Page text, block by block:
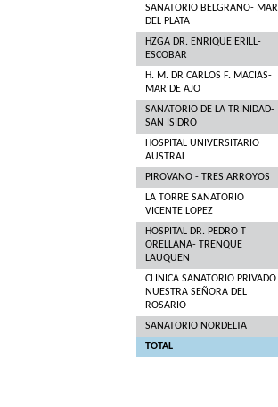
SANATORIO BELGRANO- MAR
DEL PLATA
HZGA DR. ENRIQUE ERILL-
ESCOBAR
H. M. DR CARLOS F. MACIAS-
MAR DE AJO
SANATORIO DE LA TRINIDAD-
SAN ISIDRO
HOSPITAL UNIVERSITARIO
AUSTRAL
PIROVANO - TRES ARROYOS
LA TORRE SANATORIO
VICENTE LOPEZ
HOSPITAL DR. PEDRO T
ORELLANA- TRENQUE
LAUQUEN
CLINICA SANATORIO PRIVADO
NUESTRA SEÑORA DEL
ROSARIO
SANATORIO NORDELTA
TOTAL